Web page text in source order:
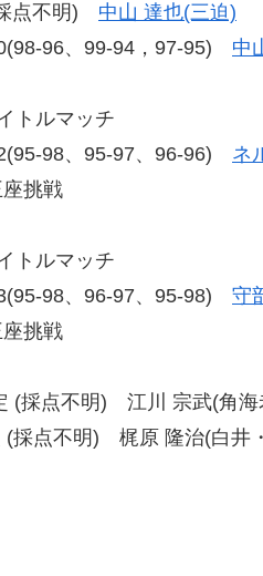
点不明) 中山 達也(三迫)
96、99-94，97-95) 中
トルマッチ
98、95-97、96-96) ネ
挑戦
トルマッチ
98、96-97、95-98) 守
挑戦
採点不明) 江川 宗武(角海
採点不明) 梶原 隆治(白井